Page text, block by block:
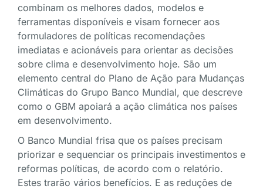
combinam os melhores dados, modelos e
ferramentas disponíveis e visam fornecer aos
formuladores de políticas recomendações
imediatas e acionáveis para orientar as decisões
sobre clima e desenvolvimento hoje. São um
elemento central do Plano de Ação para Mudanças
Climáticas do Grupo Banco Mundial, que descreve
como o GBM apoiará a ação climática nos países
em desenvolvimento.
O Banco Mundial frisa que os países precisam
priorizar e sequenciar os principais investimentos e
reformas políticas, de acordo com o relatório.
Estes trarão vários benefícios. E as reduções de